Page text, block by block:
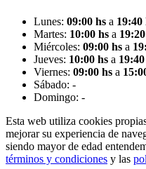
Lunes: 09:00 hs a 19:40
Martes: 10:00 hs a
Miércoles: 09:00 hs a
Jueves: 10:00 hs a
Viernes: 09:00 hs a
Sábado: -
Domingo: -
Esta web utiliza cookies
mejorar su experiencia de
siendo mayor de edad
términos y condiciones y las